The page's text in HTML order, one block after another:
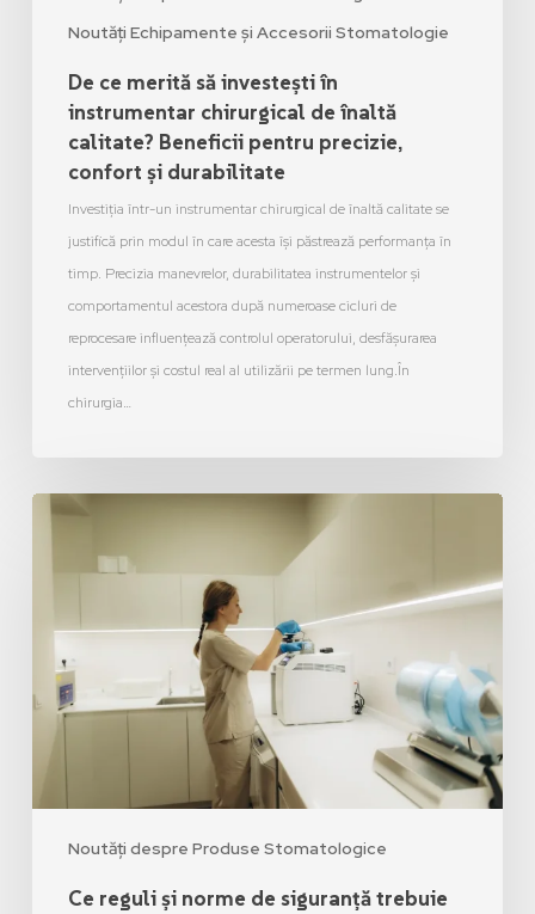
Noutăți Echipamente și Accesorii Stomatologie
De ce merită să investești în
instrumentar chirurgical de înaltă
calitate? Beneficii pentru precizie,
confort și durabilitate
Investiția într-un instrumentar chirurgical de înaltă calitate se
justifică prin modul în care acesta își păstrează performanța în
timp. Precizia manevrelor, durabilitatea instrumentelor și
comportamentul acestora după numeroase cicluri de
reprocesare influențează controlul operatorului, desfășurarea
intervențiilor și costul real al utilizării pe termen lung.În
chirurgia…
Noutăți despre Produse Stomatologice
Ce reguli și norme de siguranță trebuie